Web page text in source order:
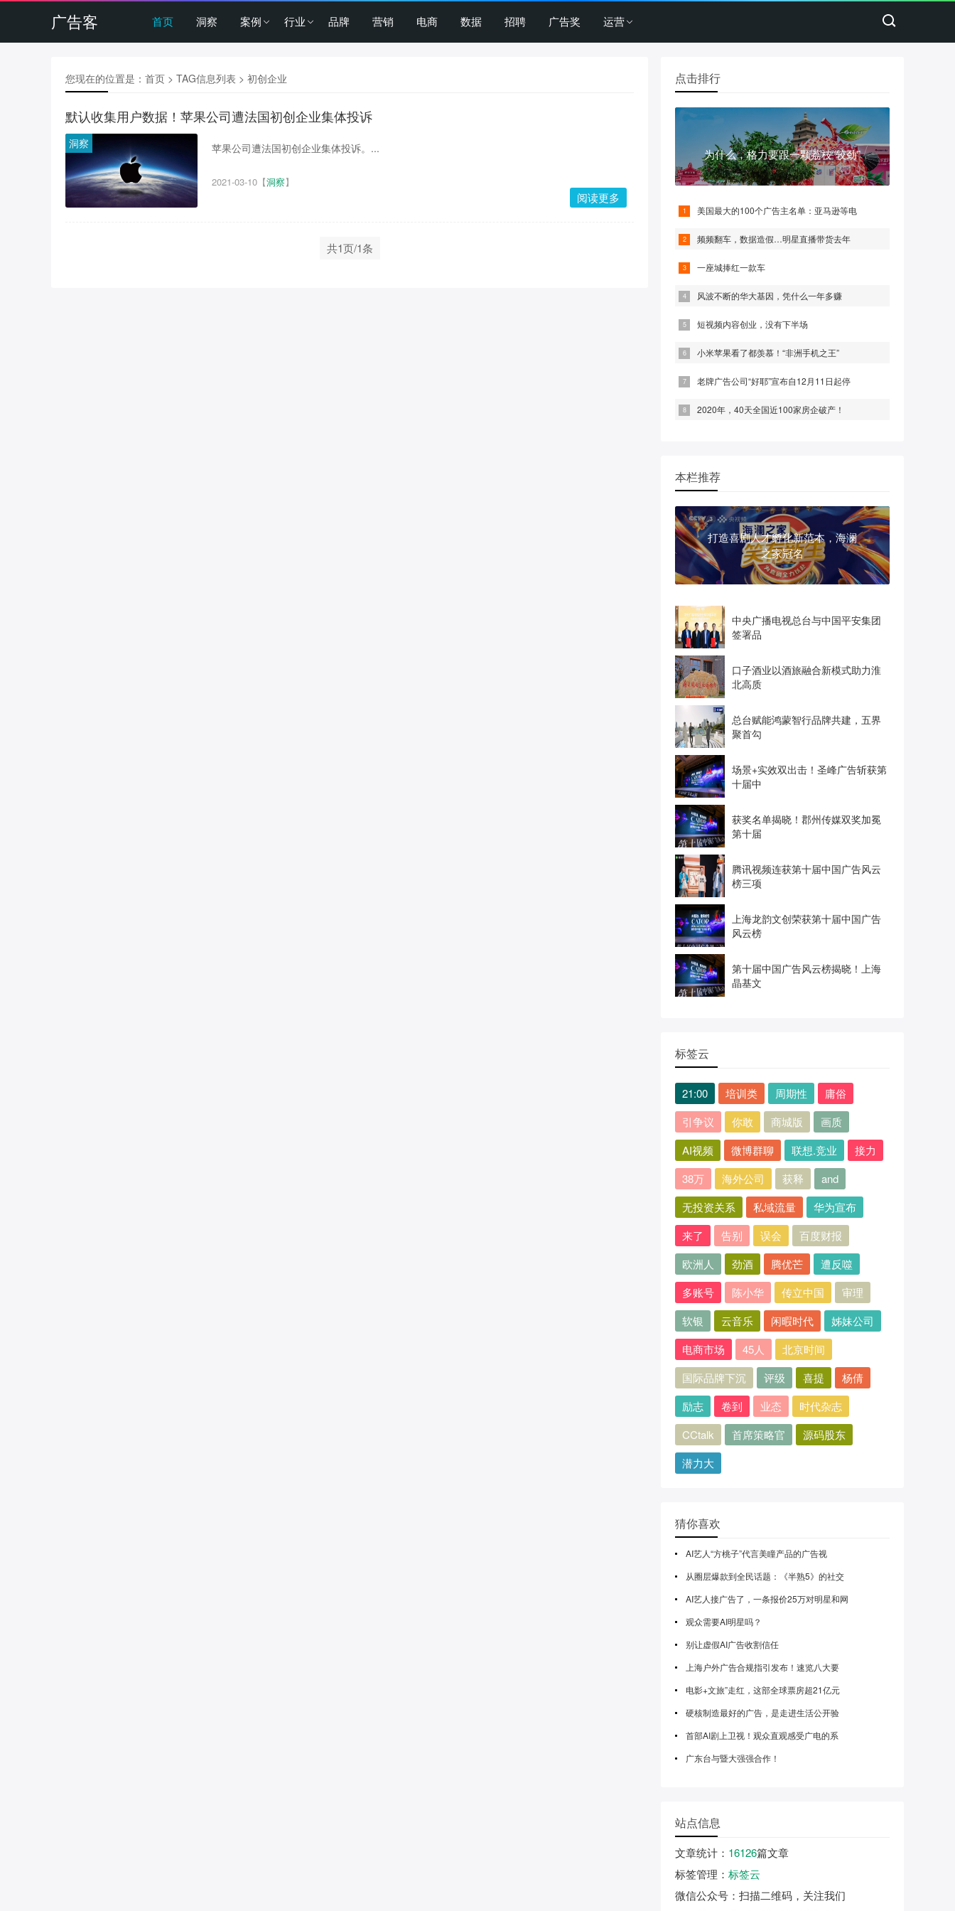
广告客 首页 洞察 案例 行业 品牌 营销 电商 数据 招聘 广告奖 运营
您现在的位置是： 首页 > TAG信息列表 > 初创企业
默认收集用户数据！苹果公司遭法国初创企业集体投诉
洞察 苹果公司遭法国初创企业集体投诉。...
2021-03-10【洞察】
阅读更多
共1页/1条
点击排行
为什么，格力要跟一颗荔枝“较劲”
美国最大的100个广告主名单：亚马逊等电
频频翻车，数据造假…明星直播带货去年
一座城捧红一款车
风波不断的华大基因，凭什么一年多赚
短视频内容创业，没有下半场
小米苹果看了都羡慕！“非洲手机之王”
老牌广告公司“好耶”宣布自12月11日起停
2020年，40天全国近100家房企破产！
本栏推荐
打造喜剧人才孵化新范本，海澜
之家冠名
中央广播电视总台与中国平安集团
签署品
口子酒业以酒旅融合新模式助力淮
北高质
总台赋能鸿蒙智行品牌共建，五界
聚首勾
场景+实效双出击！圣峰广告斩获第
十届中
获奖名单揭晓！郡州传媒双奖加冕
第十届
腾讯视频连获第十届中国广告风云
榜三项
上海龙韵文创荣获第十届中国广告
风云榜
第十届中国广告风云榜揭晓！上海
晶基文
标签云
21:00 培训类 周期性
庸俗
引争议
你敢 商城版
画质
AI视频
微博群聊 联想.竞业
接力
38万
海外公司 获释
and
无投资关系
私域流量
华为宣布
来了
告别 误会
百度财报
欧洲人
劲酒 腾优芒
遭反噬
多账号
陈小华 传立中国
审理
软银
云音乐 闲暇时代
姊妹公司
电商市场
45人
北京时间
国际品牌下沉
评级 喜提
杨倩
励志
卷到 业态
时代杂志
CCtalk
首席策略官
源码股东
潜力大
猜你喜欢
AI艺人“方桃子”代言美瞳产品的广告视
从圈层爆款到全民话题：《半熟5》的社交
AI艺人接广告了，一条报价25万对明星和网
观众需要AI明星吗？
别让虚假AI广告收割信任
上海户外广告合规指引发布！速览八大要
电影+文旅”走红，这部全球票房超21亿元
硬核制造最好的广告，是走进生活公开验
首部AI剧上卫视！观众直观感受广电的系
广东台与暨大强强合作！
站点信息
文章统计 ： 16126篇文章
标签管理 ： 标签云
微信公众号 ：扫描二维码，关注我们